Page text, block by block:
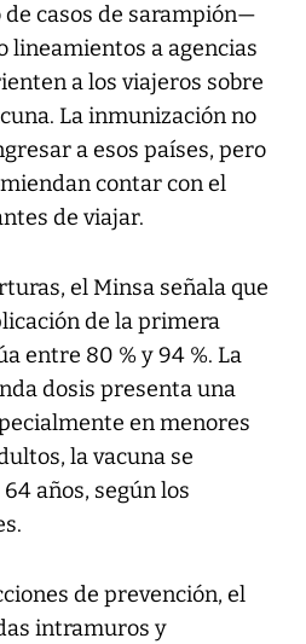
casos de sarampión—
lineamientos a agencias
a los viajeros sobre
La inmunización no
a esos países, pero
contar con el
de viajar.
el Minsa señala que
de la primera
entre 80 % y 94 %. La
dosis presenta una
en menores
la vacuna se
años, según los
de prevención, el
intramuros y